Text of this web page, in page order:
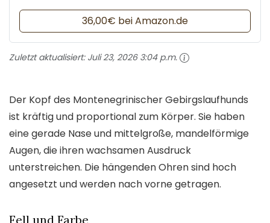
36,00€ bei Amazon.de
Zuletzt aktualisiert: Juli 23, 2026 3:04 p.m.
Der Kopf des Montenegrinischer Gebirgslaufhunds
ist kräftig und proportional zum Körper. Sie haben
eine gerade Nase und mittelgroße, mandelförmige
Augen, die ihren wachsamen Ausdruck
unterstreichen. Die hängenden Ohren sind hoch
angesetzt und werden nach vorne getragen.
Fell und Farbe